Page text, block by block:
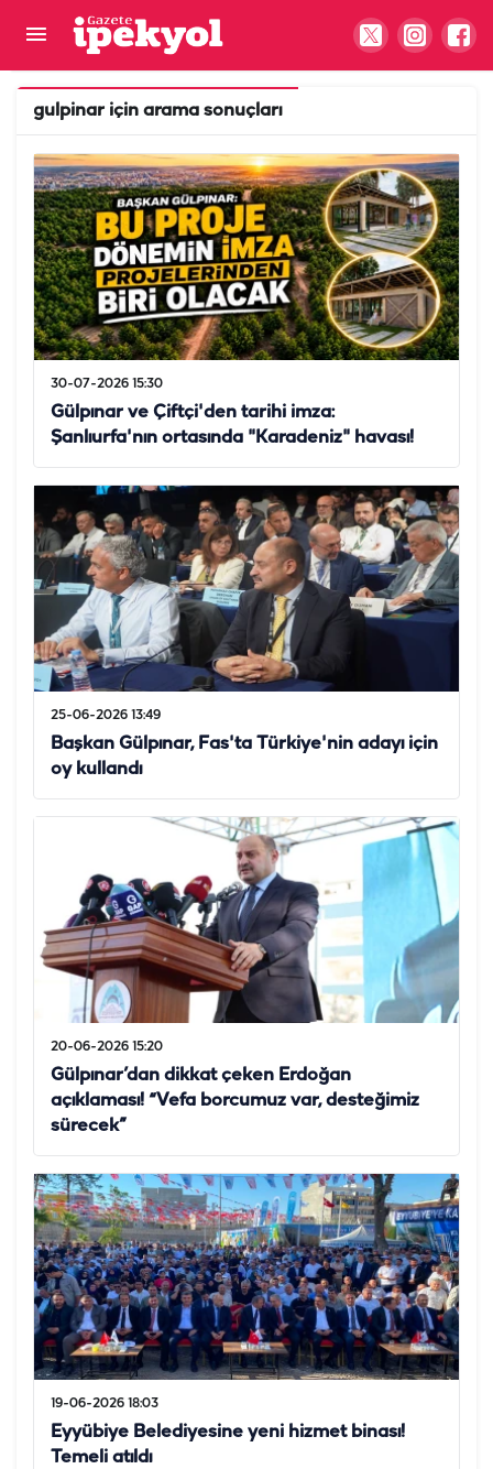
gulpinar için arama sonuçları
30-07-2026 15:30
Gülpınar ve Çiftçi'den tarihi imza:
Şanlıurfa'nın ortasında "Karadeniz" havası!
25-06-2026 13:49
Başkan Gülpınar, Fas'ta Türkiye'nin adayı için
oy kullandı
20-06-2026 15:20
Gülpınar’dan dikkat çeken Erdoğan
açıklaması! “Vefa borcumuz var, desteğimiz
sürecek”
19-06-2026 18:03
Eyyübiye Belediyesine yeni hizmet binası!
Temeli atıldı